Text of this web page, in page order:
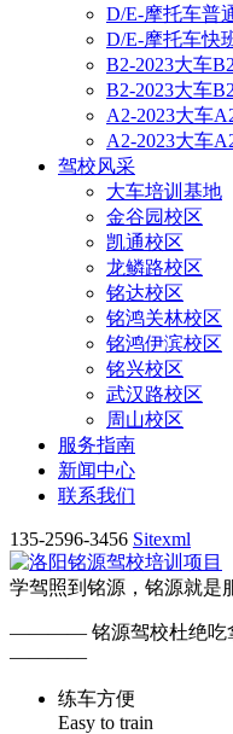
D/E-摩托车普
D/E-摩托车快
B2-2023大车
B2-2023大车
A2-2023大车
A2-2023大车
驾校风采
大车培训基地
金谷园校区
凯通校区
龙鳞路校区
铭达校区
铭鸿关林校区
铭鸿伊滨校区
铭兴校区
武汉路校区
周山校区
服务指南
新闻中心
联系我们
135-2596-3456 Sitexml
学驾照到铭源，铭源就是
———— 铭源驾校杜绝吃
————
练车方便
Easy to train